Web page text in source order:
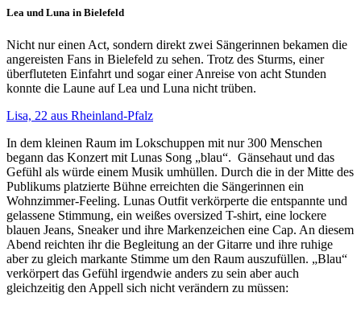
Lea und Luna in Bielefeld
Nicht nur einen Act, sondern direkt zwei Sängerinnen bekamen die
angereisten Fans in Bielefeld zu sehen. Trotz des Sturms, einer
überfluteten Einfahrt und sogar einer Anreise von acht Stunden
konnte die Laune auf Lea und Luna nicht trüben.
Lisa, 22 aus Rheinland-Pfalz
In dem kleinen Raum im Lokschuppen mit nur 300 Menschen
begann das Konzert mit Lunas Song „blau“. Gänsehaut und das
Gefühl als würde einem Musik umhüllen. Durch die in der Mitte des
Publikums platzierte Bühne erreichten die Sängerinnen ein
Wohnzimmer-Feeling. Lunas Outfit verkörperte die entspannte und
gelassene Stimmung, ein weißes oversized T-shirt, eine lockere
blauen Jeans, Sneaker und ihre Markenzeichen eine Cap. An diesem
Abend reichten ihr die Begleitung an der Gitarre und ihre ruhige
aber zu gleich markante Stimme um den Raum auszufüllen. „Blau“
verkörpert das Gefühl irgendwie anders zu sein aber auch
gleichzeitig den Appell sich nicht verändern zu müssen: